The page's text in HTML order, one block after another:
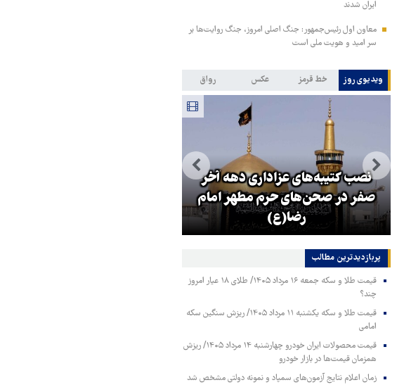
ایران شدند
معاون اول رئیس‌جمهور: جنگ اصلی امروز، جنگ روایت‌ها بر
سر امید و هویت ملی است
ویدیوی روز خط قرمز عکس رواق
نصب کتیبه‌های عزاداری دهه آخر
صفر در صحن‌های حرم مطهر امام
رضا(ع)
پربازدیدترین‌ مطالب
قیمت طلا و سکه جمعه ۱۶ مرداد ۱۴۰۵/ طلای ۱۸ عیار امروز
چند؟
قیمت طلا و سکه یکشنبه ۱۱ مرداد ۱۴۰۵/ ریزش سنگین سکه
امامی
قیمت محصولات ایران خودرو چهارشنبه ۱۴ مرداد ۱۴۰۵/ ریزش
همزمان قیمت‌ها در بازار خودرو
زمان اعلام نتایج آزمون‌های سمپاد و نمونه دولتی مشخص شد